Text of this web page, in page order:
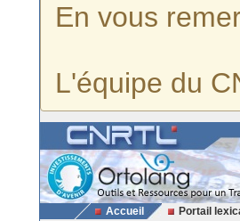
En vous
L'équipe du
Accueil Portail